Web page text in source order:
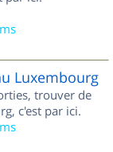
Luxembourg
trouver de
c'est par ici.